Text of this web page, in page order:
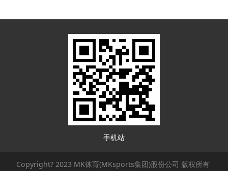
手机站
Copyright? 2023 MK体育(MKsports集团)股份公司 版权所有